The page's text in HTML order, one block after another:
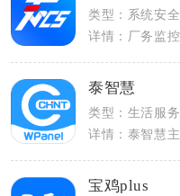
类型：系统安全
泰智慧
类型：生活服务
宝鸡plus